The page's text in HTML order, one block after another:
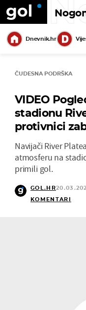
Dnevnik.hr
ČUDESNA PODRŠKA
VIDEO
stadionu
protivnici
Navijači River
atmosferu na
primili gol.
GOL.HR
KOMENTARI